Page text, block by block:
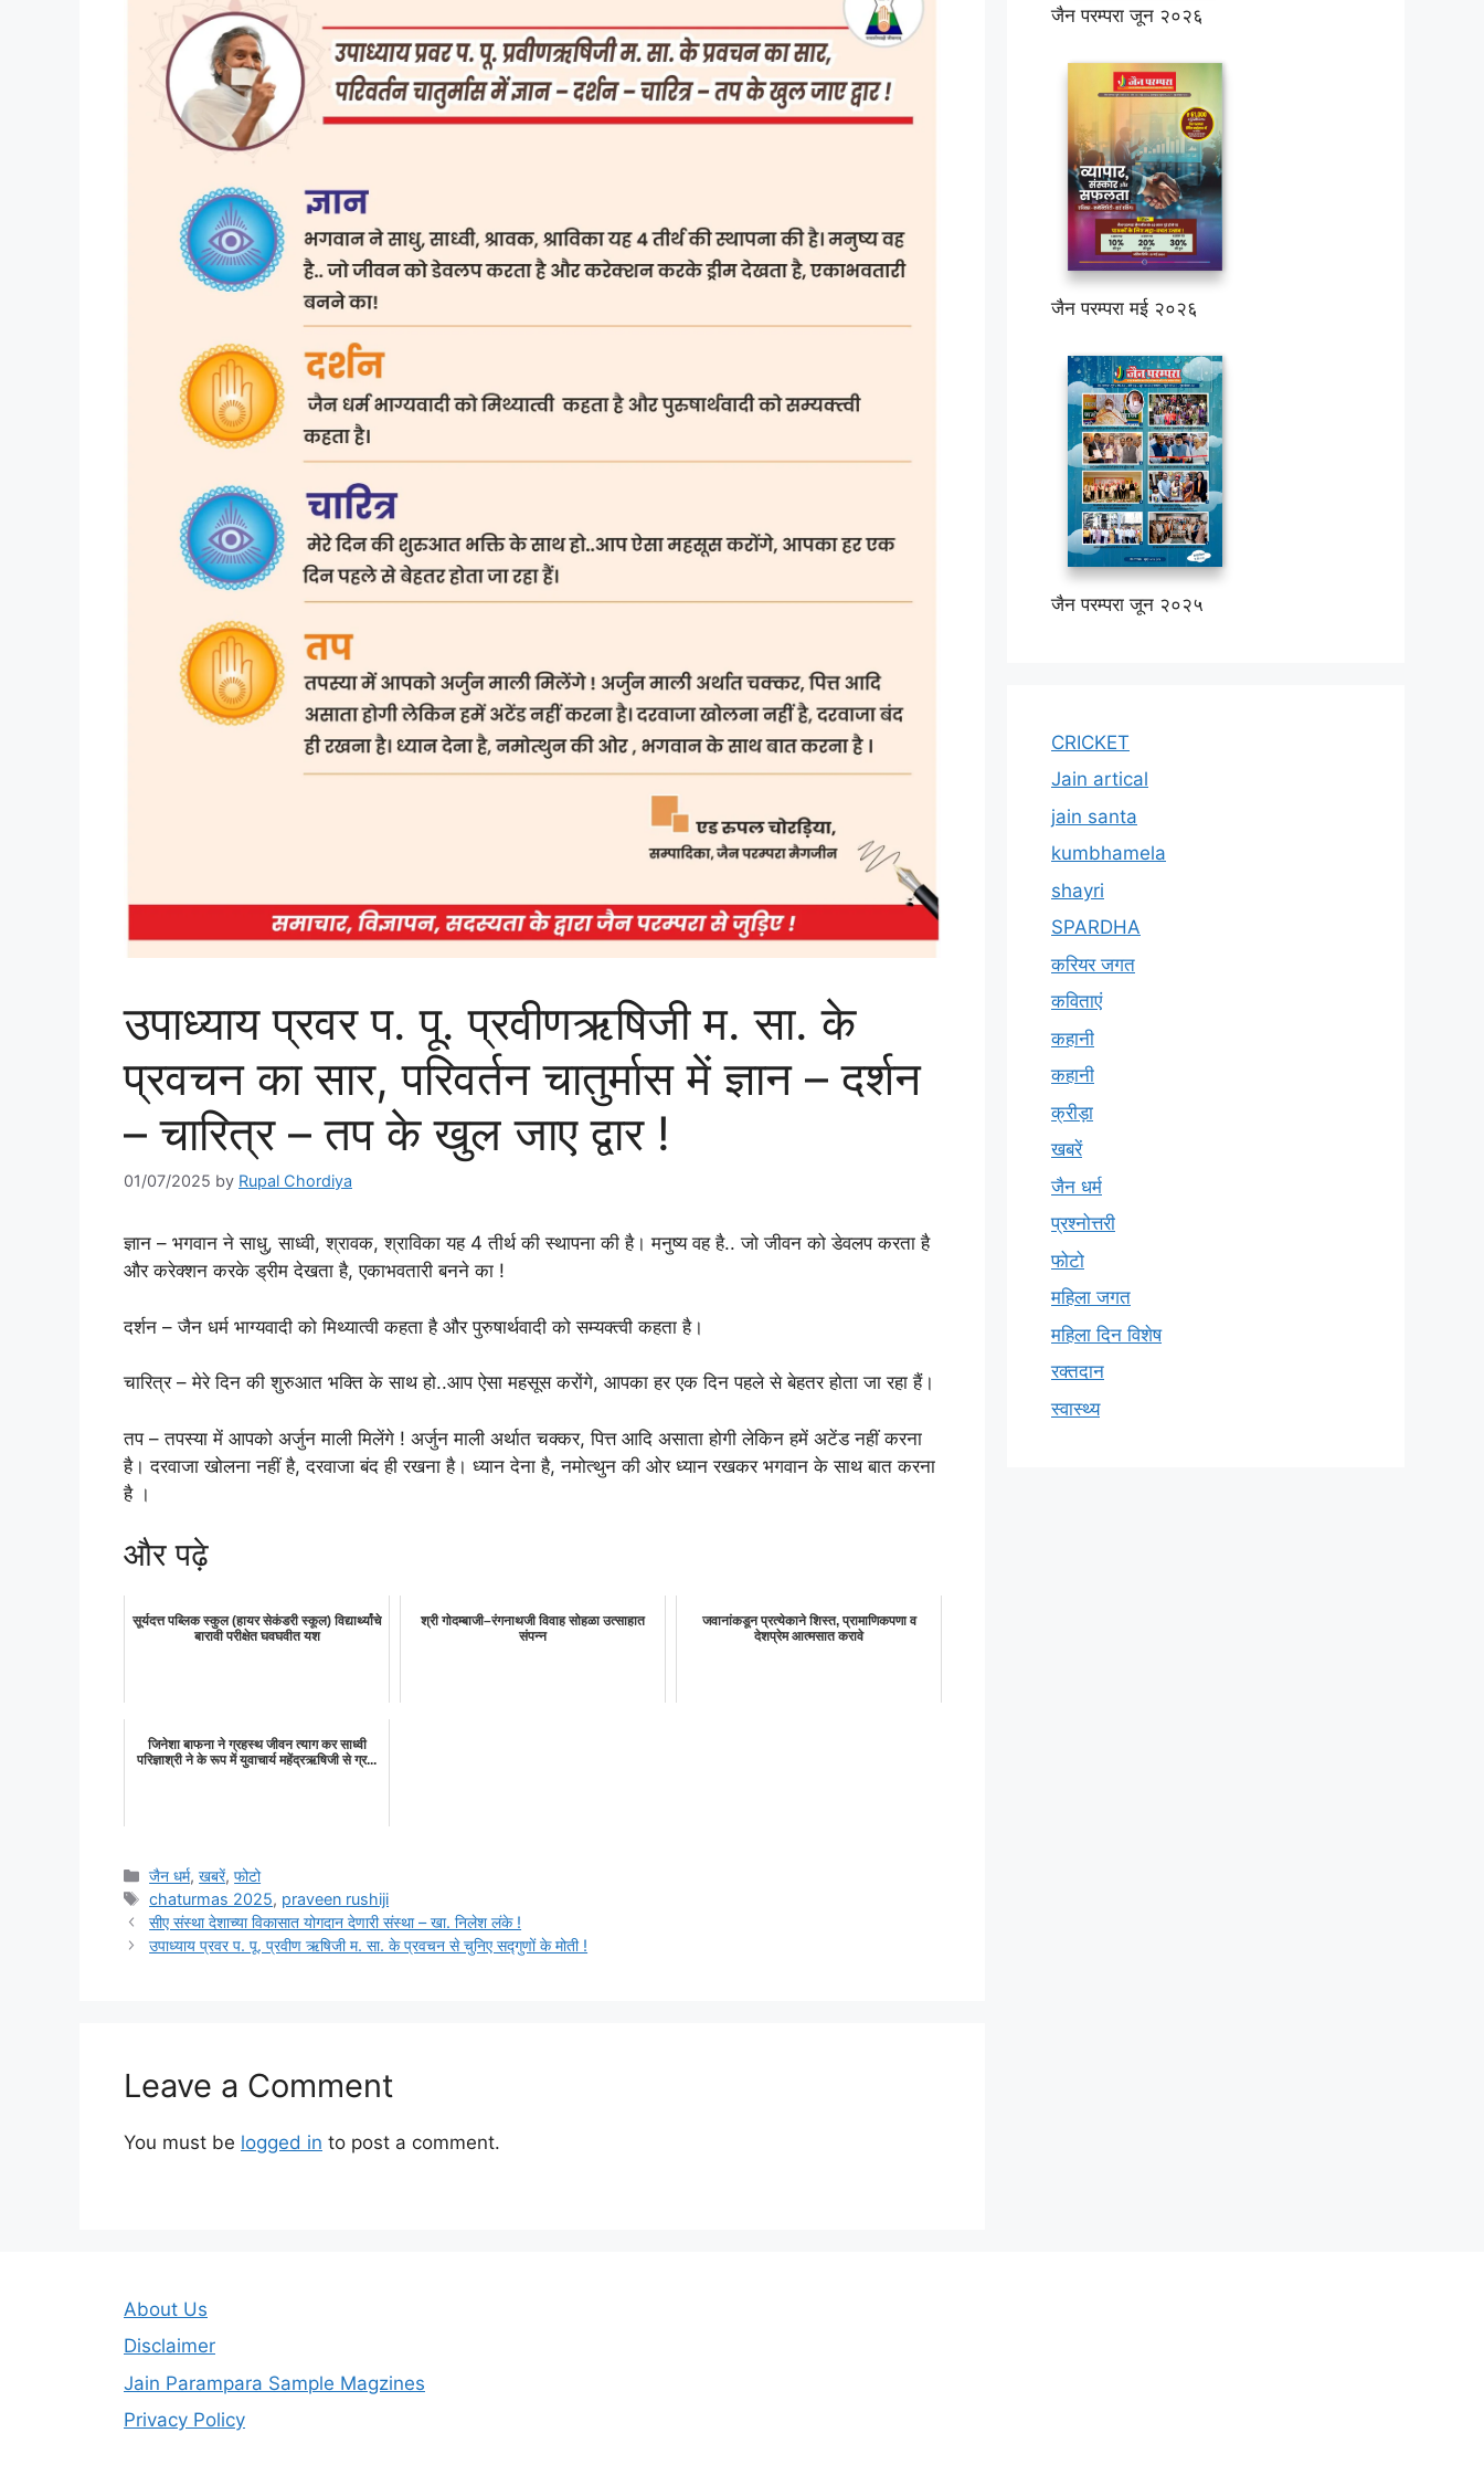
उपाध्याय प्रवर प. पू. प्रवीणऋषिजी म. सा. के
प्रवचन का सार, परिवर्तन चातुर्मास में ज्ञान – दर्शन
– चारित्र – तप के खुल जाए द्वार !
01/07/2025 by Rupal Chordiya
ज्ञान – भगवान ने साधु, साध्वी, श्रावक, श्राविका यह 4 तीर्थ की स्थापना की है। मनुष्य वह है.. जो जीवन को डेवलप करता है
और करेक्शन करके ड्रीम देखता है, एकाभवतारी बनने का !
दर्शन – जैन धर्म भाग्यवादी को मिथ्यात्वी कहता है और पुरुषार्थवादी को सम्यक्त्वी कहता है।
चारित्र – मेरे दिन की शुरुआत भक्ति के साथ हो..आप ऐसा महसूस करोंगे, आपका हर एक दिन पहले से बेहतर होता जा रहा हैं।
तप – तपस्या में आपको अर्जुन माली मिलेंगे ! अर्जुन माली अर्थात चक्कर, पित्त आदि असाता होगी लेकिन हमें अटेंड नहीं करना
है। दरवाजा खोलना नहीं है, दरवाजा बंद ही रखना है। ध्यान देना है, नमोत्थुन की ओर ध्यान रखकर भगवान के साथ बात करना
है ।
और पढ़े
सूर्यदत्त पब्लिक स्कुल (हायर सेकंडरी स्कूल) विद्यार्थ्यांचे
बारावी परीक्षेत घवघवीत यश
श्री गोदम्बाजी–रंगनाथजी विवाह सोहळा उत्साहात
संपन्न
जवानांकडून प्रत्येकाने शिस्त, प्रामाणिकपणा व
देशप्रेम आत्मसात करावे
जिनेशा बाफना ने ग्रहस्थ जीवन त्याग कर साध्वी
परिज्ञाश्री ने के रूप में युवाचार्य महेंद्रऋषिजी से ग्र...
Categories
जैन धर्म,खबरें,फोटो
Tags
chaturmas 2025, praveen rushiji
सीए संस्था देशाच्या विकासात योगदान देणारी संस्था – खा. निलेश लंके !
उपाध्याय प्रवर प. पू. प्रवीण ऋषिजी म. सा. के प्रवचन से चुनिए सद्गुणों के मोती !
Leave a Comment
You must be logged in to post a comment.
जैन परम्परा जून २०२६
जैन परम्परा मई २०२६
जैन परम्परा जून २०२५
CRICKET
Jain artical
jain santa
kumbhamela
shayri
SPARDHA
करियर जगत
कविताएं
कहानी
कहानी
क्रीड़ा
खबरें
जैन धर्म
प्रश्नोत्तरी
फोटो
महिला जगत
महिला दिन विशेष
रक्तदान
स्वास्थ्य
About Us
Disclaimer
Jain Parampara Sample Magzines
Privacy Policy